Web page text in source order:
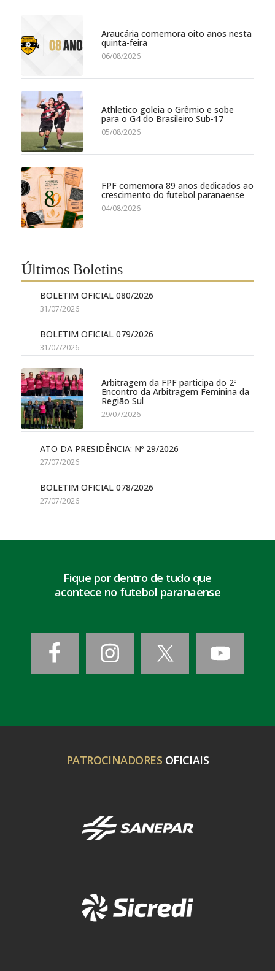
Araucária comemora oito anos nesta
quinta-feira
06/08/2026
Athletico goleia o Grêmio e sobe
para o G4 do Brasileiro Sub-17
05/08/2026
FPF comemora 89 anos dedicados ao
crescimento do futebol paranaense
04/08/2026
Últimos Boletins
BOLETIM OFICIAL 080/2026
31/07/2026
BOLETIM OFICIAL 079/2026
31/07/2026
Arbitragem da FPF participa do 2º
Encontro da Arbitragem Feminina da
Região Sul
29/07/2026
ATO DA PRESIDÊNCIA: Nº 29/2026
27/07/2026
BOLETIM OFICIAL 078/2026
27/07/2026
Fique por dentro de tudo que
acontece no futebol paranaense
PATROCINADORES OFICIAIS